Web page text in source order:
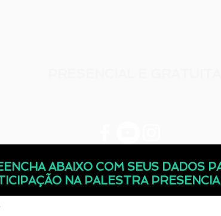
ABAIXO COM SEUS DADOS
NA PALESTRA